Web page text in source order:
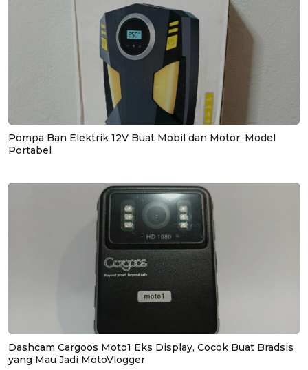
Pompa Ban Elektrik 12V Buat Mobil dan Motor, Model
Portabel
Dashcam Cargoos Moto1 Eks Display, Cocok Buat Bradsis
yang Mau Jadi MotoVlogger